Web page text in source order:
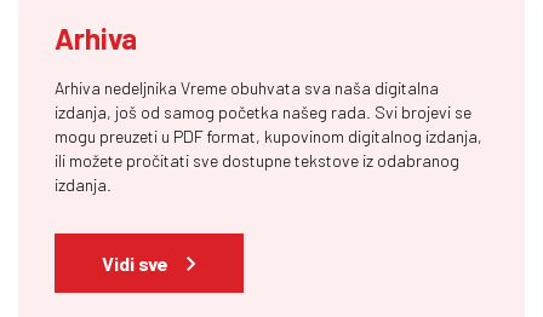
Arhiva
Arhiva nedeljnika Vreme obuhvata sva naša digitalna
izdanja, još od samog početka našeg rada. Svi brojevi se
mogu preuzeti u PDF format, kupovinom digitalnog izdanja,
ili možete pročitati sve dostupne tekstove iz odabranog
izdanja.
Vidi sve